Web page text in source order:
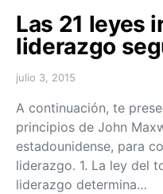
Las 21 leyes
liderazgo
julio 3, 2015
A continuación, te
principios de John
estadounidense, para
liderazgo. 1. La ley del
liderazgo determina…